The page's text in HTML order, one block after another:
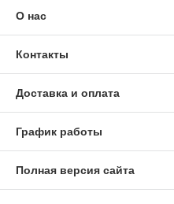
О нас
Контакты
Доставка и оплата
График работы
Полная версия сайта